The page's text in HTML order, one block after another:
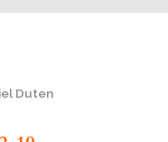
Duten